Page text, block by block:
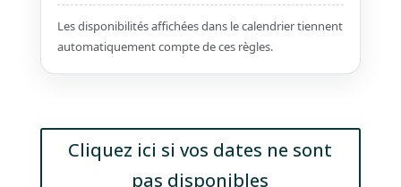
Les disponibilités affichées dans le calendrier tiennent
automatiquement compte de ces règles.
Cliquez ici si vos dates ne sont
pas disponibles